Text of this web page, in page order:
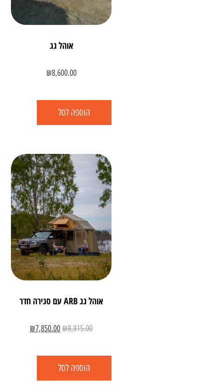
אוהל גג
₪8,600.00
הוספה לסל
אוהל גג ARB עם סגירה חדר
₪8,815.00
₪7,850.00
הוספה לסל